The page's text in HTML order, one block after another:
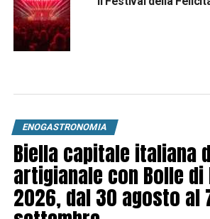
ENOGASTRONOMIA
Biella capitale italiana
artigianale con Bolle
2026, dal 30 agosto al